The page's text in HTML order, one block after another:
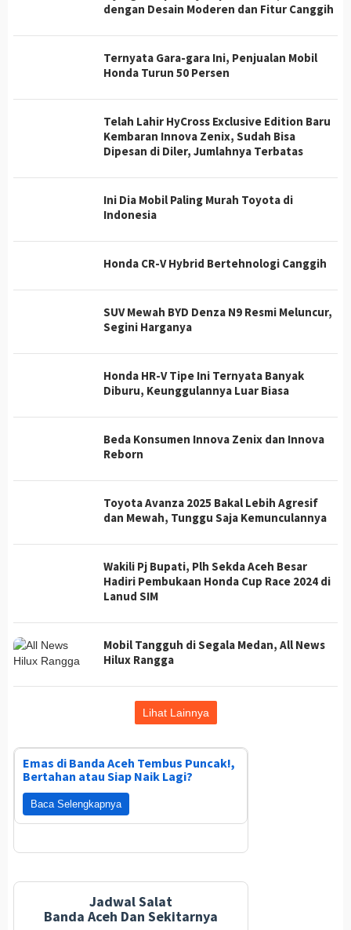
dengan Desain Moderen dan Fitur Canggih
Ternyata Gara-gara Ini, Penjualan Mobil
Honda Turun 50 Persen
Telah Lahir HyCross Exclusive Edition Baru
Kembaran Innova Zenix, Sudah Bisa
Dipesan di Diler, Jumlahnya Terbatas
Ini Dia Mobil Paling Murah Toyota di
Indonesia
Honda CR-V Hybrid Bertehnologi Canggih
SUV Mewah BYD Denza N9 Resmi Meluncur,
Segini Harganya
Honda HR-V Tipe Ini Ternyata Banyak
Diburu, Keunggulannya Luar Biasa
Beda Konsumen Innova Zenix dan Innova
Reborn
Toyota Avanza 2025 Bakal Lebih Agresif
dan Mewah, Tunggu Saja Kemunculannya
Wakili Pj Bupati, Plh Sekda Aceh Besar
Hadiri Pembukaan Honda Cup Race 2024 di
Lanud SIM
Mobil Tangguh di Segala Medan, All News
Hilux Rangga
Lihat Lainnya
Emas di Banda Aceh Tembus Puncak!,
Bertahan atau Siap Naik Lagi?
Baca Selengkapnya
Jadwal Salat
Banda Aceh Dan Sekitarnya